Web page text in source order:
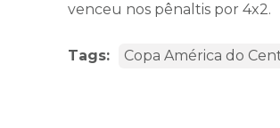
venceu nos pênaltis por 4x2.
Tags: Copa América do